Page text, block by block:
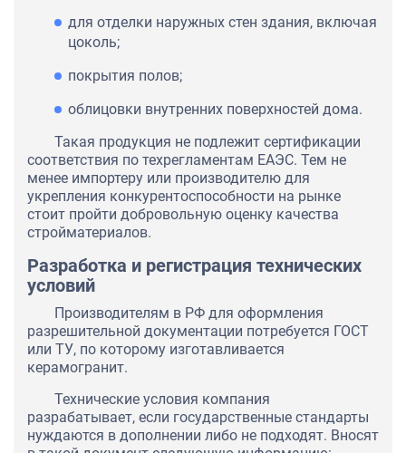
для отделки наружных стен здания, включая
цоколь;
покрытия полов;
облицовки внутренних поверхностей дома.
Такая продукция не подлежит сертификации
соответствия по техрегламентам ЕАЭС. Тем не
менее импортеру или производителю для
укрепления конкурентоспособности на рынке
стоит пройти добровольную оценку качества
стройматериалов.
Разработка и регистрация технических
условий
Производителям в РФ для оформления
разрешительной документации потребуется ГОСТ
или ТУ, по которому изготавливается
керамогранит.
Технические условия компания
разрабатывает, если государственные стандарты
нуждаются в дополнении либо не подходят. Вносят